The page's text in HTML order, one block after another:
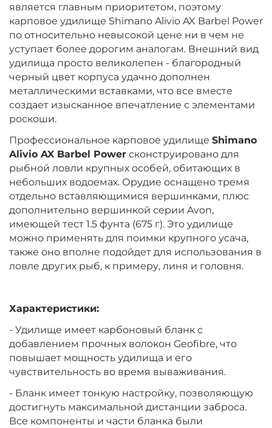
является главным приоритетом, поэтому
карповое удилище Shimano Alivio AX Barbel Power
по относительно невысокой цене ни в чем не
уступает более дорогим аналогам. Внешний вид
удилища просто великолепен - благородный
черный цвет корпуса удачно дополнен
металлическими вставками, что все вместе
создает изысканное впечатление с элементами
роскоши.
Профессиональное карповое удилище Shimano
Alivio AX Barbel Power сконструировано для
рыбной ловли крупных особей, обитающих в
небольших водоемах. Орудие оснащено тремя
отдельно вставляющимися вершинками, плюс
дополнительно вершинкой серии Avon,
имеющей тест 1.5 фунта (675 г). Это удилище
можно применять для поимки крупного усача,
также оно вполне подойдет для использования в
ловле других рыб, к примеру, линя и головня.
Характеристики:
- Удилище имеет карбоновый бланк с
добавлением прочных волокон Geofibre, что
повышает мощность удилища и его
чувствительность во время вываживания.
- Бланк имеет тонкую настройку, позволяющую
достигнуть максимальной дистанции заброса.
Все компоненты и части бланка были